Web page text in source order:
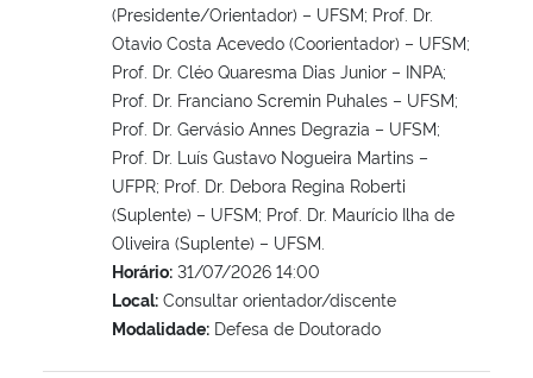
(Presidente/Orientador) – UFSM; Prof. Dr.
Otavio Costa Acevedo (Coorientador) – UFSM;
Prof. Dr. Cléo Quaresma Dias Junior – INPA;
Prof. Dr. Franciano Scremin Puhales – UFSM;
Prof. Dr. Gervásio Annes Degrazia – UFSM;
Prof. Dr. Luís Gustavo Nogueira Martins –
UFPR; Prof. Dr. Debora Regina Roberti
(Suplente) – UFSM; Prof. Dr. Maurício Ilha de
Oliveira (Suplente) – UFSM.
Horário: 31/07/2026 14:00
Local: Consultar orientador/discente
Modalidade: Defesa de Doutorado